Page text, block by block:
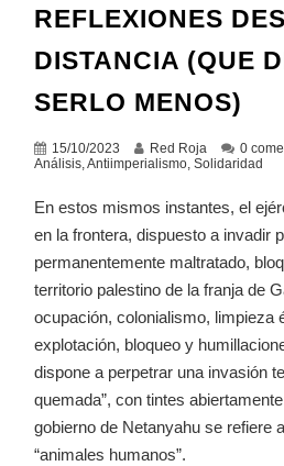
REFLEXIONES
DISTANCIA (QUE
SERLO MENOS)
15/10/2023 Red Roja 0
Análisis,Antiimperialismo,Solidaridad
En estos mismos instantes, el
en la frontera, dispuesto a invadir
permanentemente maltratado,
territorio palestino de la franja de
ocupación, colonialismo, limpieza
explotación, bloqueo y
dispone a perpetrar una invasión
quemada”, con tintes
gobierno de Netanyahu se refiere
“animales humanos”.